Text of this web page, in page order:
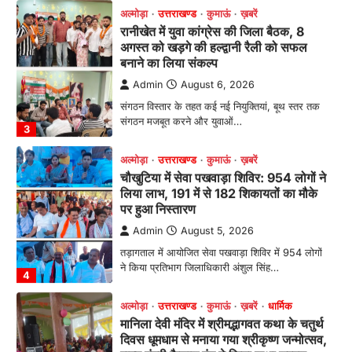
3
अल्मोड़ा उत्तराखण्ड कुमाऊं ख़बरें
रानीखेत में युवा कांग्रेस की जिला बैठक, 8
अगस्त को खड़गे की हल्द्वानी रैली को सफल
बनाने का लिया संकल्प
Admin August 6, 2026
संगठन विस्तार के तहत कई नई नियुक्तियां, बूथ स्तर तक
संगठन मजबूत करने और युवाओं…
4
अल्मोड़ा उत्तराखण्ड कुमाऊं ख़बरें
चौखुटिया में सेवा पखवाड़ा शिविर: 954 लोगों ने
लिया लाभ, 191 में से 182 शिकायतों का मौके
पर हुआ निस्तारण
Admin August 5, 2026
तड़ागताल में आयोजित सेवा पखवाड़ा शिविर में 954 लोगों
ने किया प्रतिभाग जिलाधिकारी अंशुल सिंह…
अल्मोड़ा उत्तराखण्ड कुमाऊं ख़बरें धार्मिक
मानिला देवी मंदिर में श्रीमद्भागवत कथा के चतुर्थ
दिवस धूमधाम से मनाया गया श्रीकृष्ण जन्मोत्सव,